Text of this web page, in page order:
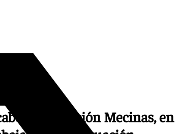
la Operación Mecinas, en